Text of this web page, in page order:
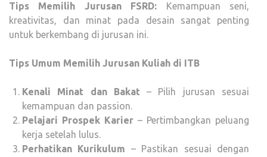
Tips Memilih Jurusan FSRD: Kemampuan seni,
kreativitas, dan minat pada desain sangat penting
untuk berkembang di jurusan ini.
Tips Umum Memilih Jurusan Kuliah di ITB
Kenali Minat dan Bakat – Pilih jurusan sesuai
kemampuan dan passion.
Pelajari Prospek Karier – Pertimbangkan peluang
kerja setelah lulus.
Perhatikan Kurikulum – Pastikan sesuai dengan